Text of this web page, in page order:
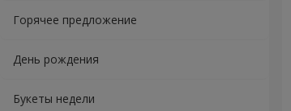
Горячее предложение
День рождения
Букеты недели